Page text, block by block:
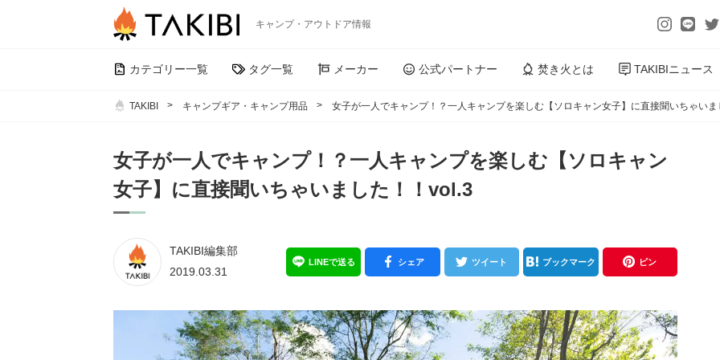
キャンプ・アウトドア情報
カテゴリー一覧 タグ一覧 メーカー 公式パートナー 焚き火とは TAKIBIニュース
TAKIBI キャンプギア・キャンプ用品 女子が一人でキャンプ！？一人キャンプを楽しむ【ソロキャン女子】に直接聞いちゃい
女子が一人でキャンプ！？一人キャンプを楽しむ【ソロキャン
女子】に直接聞いちゃいました！！vol.3
TAKIBI編集部
2019.03.31
LINEで送る シェア ツイート ブックマーク ピン